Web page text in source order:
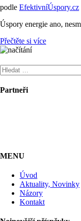
podle EfektivníÚspory.cz
Úspory energie ano,
Přečtěte si více
Vyhledávání
Partneři
MENU
Úvod
Aktuality, Novinky
Názory
Kontakt